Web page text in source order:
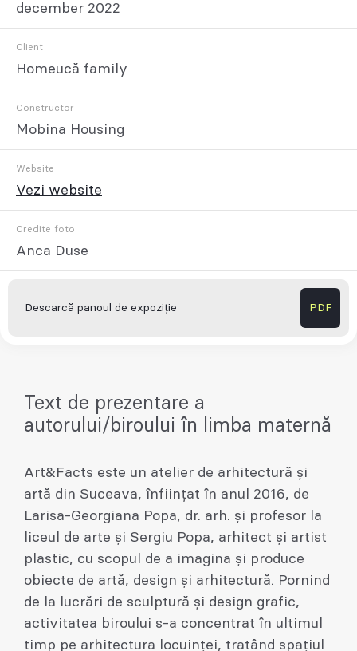
december 2022
Client
Homeucă family
Constructor
Mobina Housing
Website
Vezi website
Credite foto
Anca Duse
Descarcă panoul de expoziție PDF
Text de prezentare a
autorului/biroului în limba maternă
Art&Facts este un atelier de arhitectură și
artă din Suceava, înființat în anul 2016, de
Larisa-Georgiana Popa, dr. arh. și profesor la
liceul de arte și Sergiu Popa, arhitect și artist
plastic, cu scopul de a imagina și produce
obiecte de artă, design și arhitectură. Pornind
de la lucrări de sculptură și design grafic,
activitatea biroului s-a concentrat în ultimul
timp pe arhitectura locuinței, tratând spațiul